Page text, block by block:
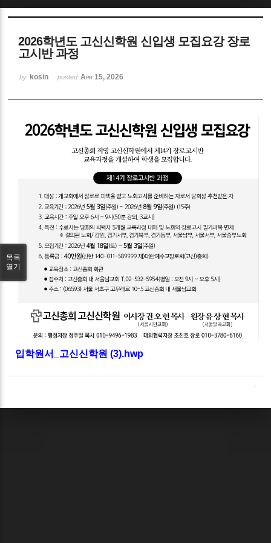
2026학년도 고신신학원 신입생 모집요강 장로
고시반 과정
by kosin posted Apr 15, 2026
입학원서_고신신학원 (3).hwp
목록
열기
Sketchbook5, 스케치북5
Sketchbook5, 스케치북5